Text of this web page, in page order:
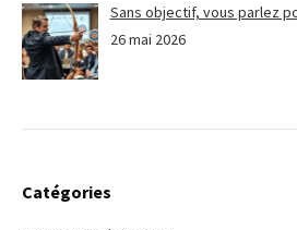
Sans objectif, vous parlez
26 mai 2026
Catégories